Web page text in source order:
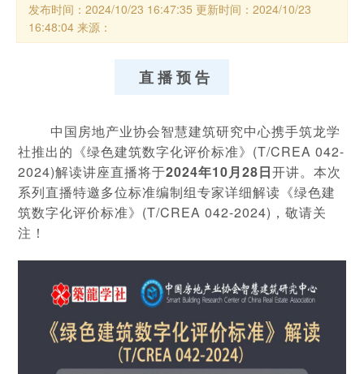
技术与案例
智慧建筑智库
发布时间： 2024/10/23 16:47:35 更新时间： 2024/10/23
16:48:04 来源：
直 播 预 告
中国房地产业协会智慧建筑研究中心携手筑龙学
社推出的《绿色建筑数字化评价标准》(T/CREA 042-
2024)解读讲座直播将于2024年10月28日开讲。本次
系列直播特邀多位标准编制组专家详细解读《绿色建
筑数字化评价标准》(T/CREA 042-2024)，敬请关
注！